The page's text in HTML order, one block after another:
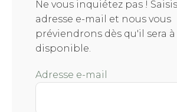
Ne vous inquiétez pas !
adresse e-mail et nous vous
préviendrons dès qu'il sera
disponible.
Adresse e-mail